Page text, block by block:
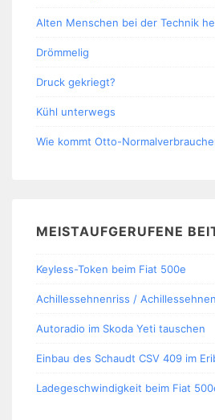
Alten Menschen bei der Technik
Drömmelig
Druck gekriegt?
Kühl unterwegs
Wie kommt Otto-
MEISTAUFGERUFENE
Keyless-Token beim Fiat 500e
Achillessehnenriss /
Autoradio im Skoda Yeti tauschen
Einbau des Schaudt CSV 409 im
Ladegeschwindigkeit beim Fiat